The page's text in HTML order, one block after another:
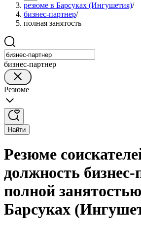
резюме в Барсуках (Ингушетия)/
бизнес-партнер/
полная занятость
бизнес-партнер
Резюме
Найти
Резюме
должность бизнес-
полной
Барсуках